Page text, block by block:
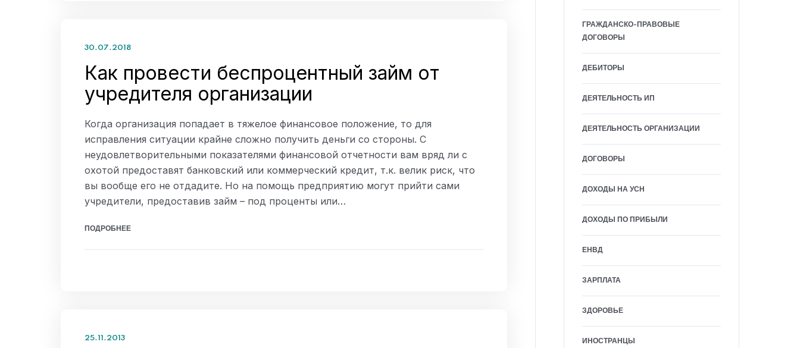
30.07.2018
Как провести беспроцентный займ от
учредителя организации
Когда организация попадает в тяжелое финансовое положение, то для
исправления ситуации крайне сложно получить деньги со стороны. С
неудовлетворительными показателями финансовой отчетности вам вряд ли с
охотой предоставят банковский или коммерческий кредит, т.к. велик риск, что
вы вообще его не отдадите. Но на помощь предприятию могут прийти сами
учредители, предоставив займ – под проценты или…
ПОДРОБНЕЕ
25.11.2013
ГРАЖДАНСКО-ПРАВОВЫЕ
ДОГОВОРЫ
ДЕБИТОРЫ
ДЕЯТЕЛЬНОСТЬ ИП
ДЕЯТЕЛЬНОСТЬ ОРГАНИЗАЦИИ
ДОГОВОРЫ
ДОХОДЫ НА УСН
ДОХОДЫ ПО ПРИБЫЛИ
ЕНВД
ЗАРПЛАТА
ЗДОРОВЬЕ
ИНОСТРАНЦЫ